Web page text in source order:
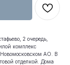
2 очередь,
комплекс
Новомосковском АО. В
отделкой. Дома